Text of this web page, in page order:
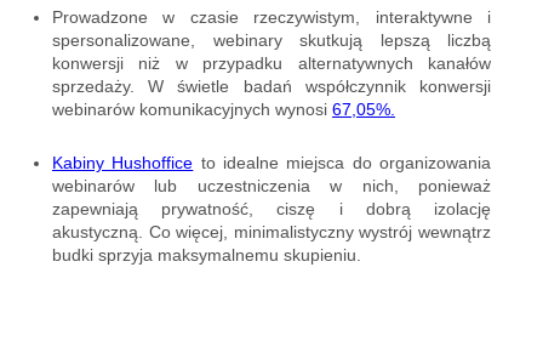
Prowadzone w czasie rzeczywistym, interaktywne i
spersonalizowane, webinary skutkują lepszą liczbą
konwersji niż w przypadku alternatywnych kanałów
sprzedaży. W świetle badań współczynnik konwersji
webinarów komunikacyjnych wynosi 67,05%.
Kabiny Hushoffice to idealne miejsca do organizowania
webinarów lub uczestniczenia w nich, ponieważ
zapewniają prywatność, ciszę i dobrą izolację
akustyczną. Co więcej, minimalistyczny wystrój wewnątrz
budki sprzyja maksymalnemu skupieniu.